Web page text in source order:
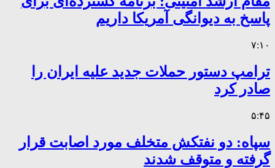
پاسخ به دیوانگی آمریکا داریم
۷:۱۰
ترامپ دستور حملات جدید علیه ایران را
صادر کرد
۵:۴۵
سپاه: دو نفتکش متخلف مورد اصابت قرار
گرفته و متوقف شدند